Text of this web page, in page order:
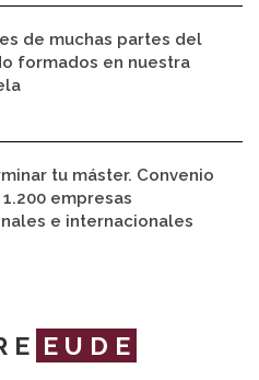
de muchas partes del
formados en nuestra
tu máster. Convenio
1.200 empresas
e internacionales
EUDE